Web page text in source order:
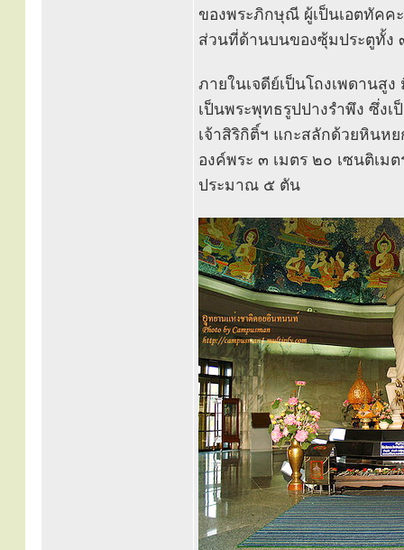
ของพระภิกษุณี ผู้เป็นเอตทัคค
ส่วนที่ด้านบนของซุ้มประตูทั้ง
ภายในเจดีย์เป็นโถงเพดานสู
เป็นพระพุทธรูปปางรำพึง ซึ่ง
เจ้าสิริกิติ์ฯ แกะสลักด้วยหินห
องค์พระ ๓ เมตร ๒๐ เซนติเ
ประมาณ ๕ ตัน